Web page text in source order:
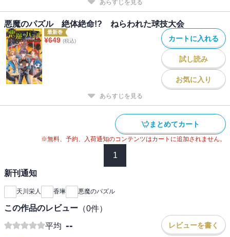
あらすじを見る
悪魔のパズル 絶体絶命!? ねらわれた球技大会
最新巻
¥649 (税込) カートに入れる
試し読み
お気に入り
あらすじを見る
まとめてカート
※無料、予約、入荷通知のコンテンツはカートに追加されません。
1
新刊通知
天川栄人 香琳 悪魔のパズル
この作品のレビュー （0件）
平均 -- レビューを書く